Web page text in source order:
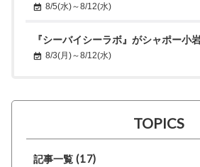
8/5(水)～8/12(水)
『シーバイシーラボ』がシャポー小
8/3(月)～8/12(水)
TOPICS
記事一覧 (17)